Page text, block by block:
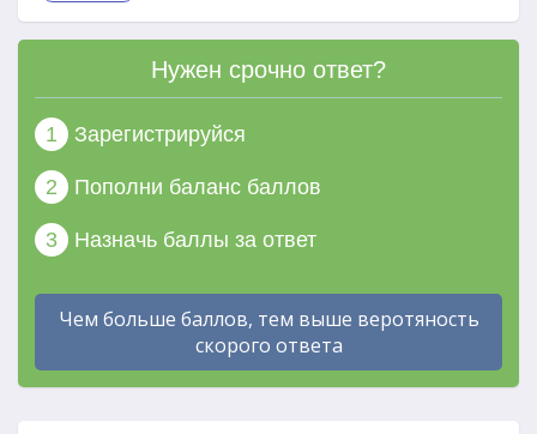
Нужен срочно ответ?
1 Зарегистрируйся
2 Пополни баланс баллов
3 Назначь баллы за ответ
Чем больше баллов, тем выше веротяность
скорого ответа